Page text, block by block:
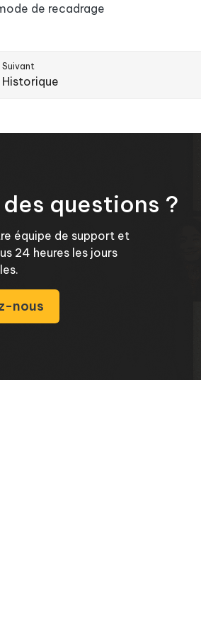
de recadrage
Suivant
Historique
questions ?
équipe de support et
24 heures les jours
nous